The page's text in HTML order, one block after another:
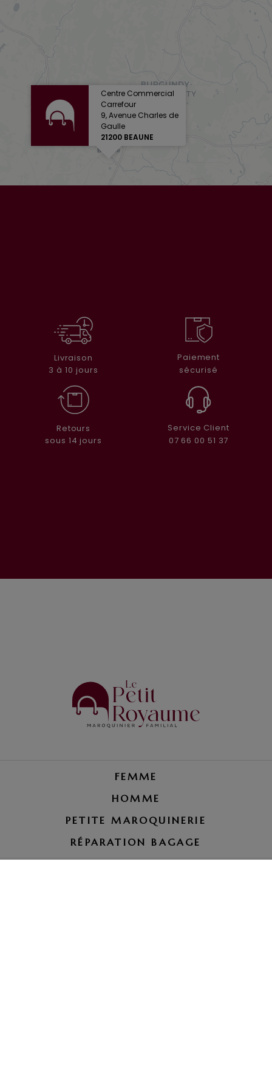
Centre Commercial
Carrefour
9, Avenue Charles de
Gaulle
21200 BEAUNE
Livraison
3 à 10 jours
Paiement
sécurisé
Retours
sous 14 jours
Service Client
07 66 00 51 37
FEMME
HOMME
PETITE MAROQUINERIE
RÉPARATION BAGAGE